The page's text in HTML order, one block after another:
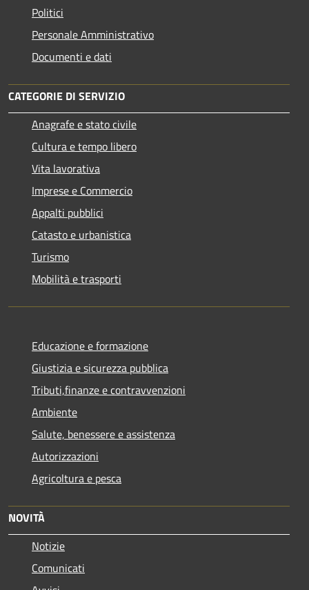
Politici
Personale Amministrativo
Documenti e dati
CATEGORIE DI SERVIZIO
Anagrafe e stato civile
Cultura e tempo libero
Vita lavorativa
Imprese e Commercio
Appalti pubblici
Catasto e urbanistica
Turismo
Mobilità e trasporti
Educazione e formazione
Giustizia e sicurezza pubblica
Tributi,finanze e contravvenzioni
Ambiente
Salute, benessere e assistenza
Autorizzazioni
Agricoltura e pesca
NOVITÀ
Notizie
Comunicati